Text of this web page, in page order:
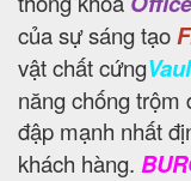
của sự sáng tạo
vật chất cứng
năng chống trộm
đập mạnh nhất
khách hàng.